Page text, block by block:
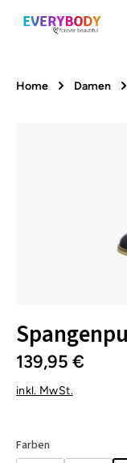
Zum Hauptinhalt
Home Damen
139,95 €
inkl. MwSt.
Farben